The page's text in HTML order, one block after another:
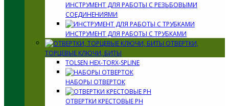
ИНСТРУМЕНТ ДЛЯ РАБОТЫ С РЕЗЬБОВЫМИ
СОЕДИНЕНИЯМИ
ИНСТРУМЕНТ ДЛЯ РАБОТЫ С ТРУБКАМИ
ОТВЕРТКИ,
ТОРЦЕВЫЕ КЛЮЧИ, БИТЫ
TOLSEN HEX-TORX-SPLINE
НАБОРЫ ОТВЕРТОК
ОТВЕРТКИ КРЕСТОВЫЕ PH